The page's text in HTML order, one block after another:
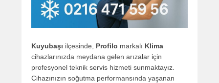
Kuyubaşı ilçesinde, Profilo markalı Klima
cihazlarınızda meydana gelen arızalar için
profesyonel teknik servis hizmeti sunmaktayız.
Cihazınızın soğutma performansında yaşanan